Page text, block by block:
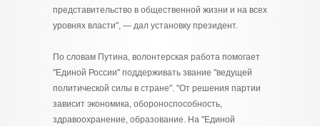
представительство в общественной жизни и на всех
уровнях власти", — дал установку президент.
По словам Путина, волонтерская работа помогает
"Единой России" поддерживать звание "ведущей
политической силы в стране". "От решения партии
зависит экономика, обороноспособность,
здравоохранение, образование. На "Единой